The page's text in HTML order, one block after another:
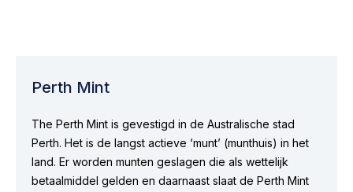
Perth Mint
The Perth Mint is gevestigd in de Australische stad
Perth. Het is de langst actieve ‘munt’ (munthuis) in het
land. Er worden munten geslagen die als wettelijk
betaalmiddel gelden en daarnaast slaat de Perth Mint